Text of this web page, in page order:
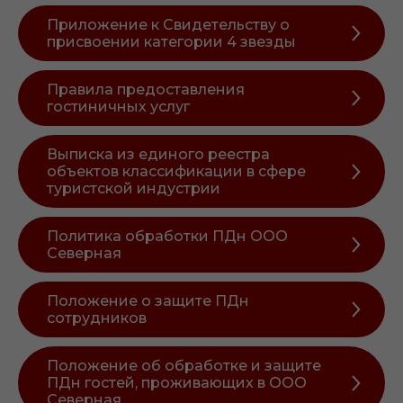
Приложение к Свидетельству о
присвоении категории 4 звезды
Правила предоставления
гостиничных услуг
Выписка из единого реестра
объектов классификации в сфере
туристской индустрии
Политика обработки ПДн ООО
Северная
Положение о защите ПДн
сотрудников
Положение об обработке и защите
ПДн гостей, проживающих в ООО